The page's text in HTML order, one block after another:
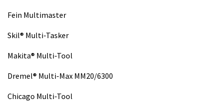
Fein Multimaster
Skil® Multi-Tasker
Makita® Multi-Tool
Dremel® Multi-Max MM20/6300
Chicago Multi-Tool